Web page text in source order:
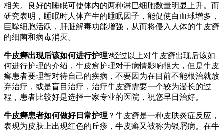
相关。良好的睡眠可使体内的两种淋巴细胞数量明显上升。而
研究表明，睡眠时人体产生的睡眠因子，能促使白血球增多，
巨噬细胞活跃，肝脏解毒功能增强，从而将侵入人体的牛皮癣
的细菌和病毒消灭。
牛皮癣出现后该如何进行护理?经过以上对牛皮癣出现后该如
何进行护理的介绍，牛皮癣护理对于病情影响很大，但是牛皮
癣患者要理智对待自己的疾病，不要因为在目前不能根治就放
弃治疗，或是盲目治疗，治疗牛皮癣需要一个较为漫长的过
程，患者比较好是选择一家专业的医院，祝您早日治好。
牛皮癣患者如何做好日常护理 ？牛皮癣是一种皮肤炎症反应，
表现为皮肤上出现红色的丘疹，牛皮癣又被称为银屑病。在牛